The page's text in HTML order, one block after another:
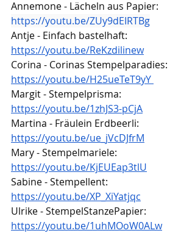
Annemone - Lächeln aus Papier:
https://youtu.be/ZUy9dEIRTBg
Antje - Einfach bastelhaft:
https://youtu.be/ReKzdilinew
Corina - Corinas Stempelparadies:
https://youtu.be/H25ueTeT9yY
Margit - Stempelprisma:
https://youtu.be/1zhJS3-pCjA
Martina - Fräulein Erdbeerli:
https://youtu.be/ue_jVcDJfrM
Mary - Stempelmariele:
https://youtu.be/KjEUEap3tlU
Sabine - Stempellent:
https://youtu.be/XP_XiYatjqc
Ulrike - StempelStanzePapier:
https://youtu.be/1uhMOoW0ALw